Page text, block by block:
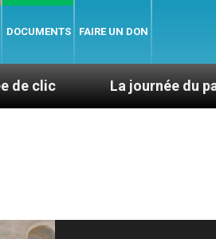
DOCUMENTS FAIRE UN DON
La journée du pape à Assise